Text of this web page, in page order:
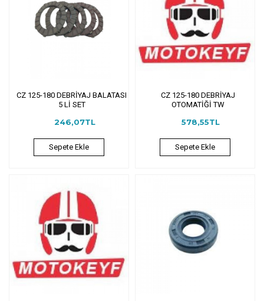
CZ 125-180 DEBRİYAJ BALATASI
5 Lİ SET
246,07TL
Sepete Ekle
CZ 125-180 DEBRİYAJ
OTOMATİĞİ TW
578,55TL
Sepete Ekle